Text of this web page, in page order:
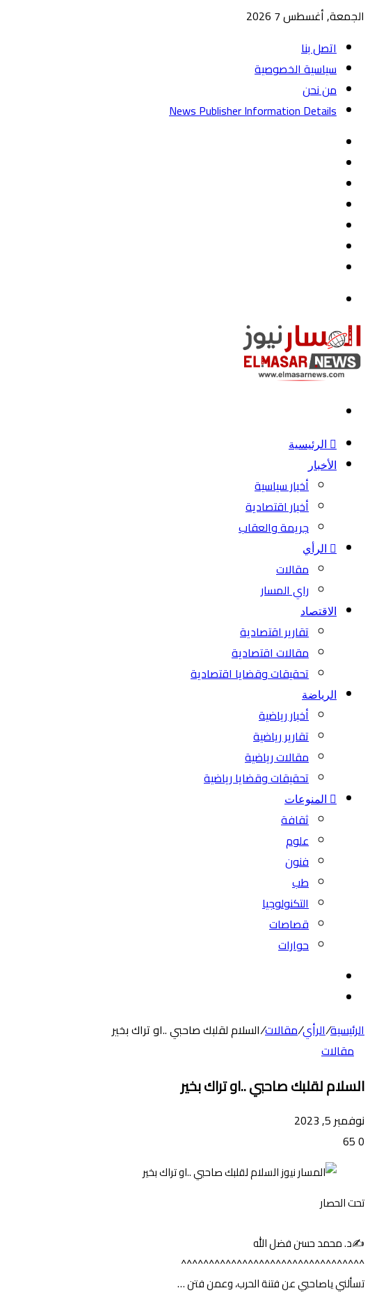
الجمعة, أغسطس 7 2026
اتصل بنا
سياسية الخصوصية
من نحن
News Publisher Information Details
الرئيسية
الأخبار
أخبار سياسية
أخبار اقتصادية
جريمة والعقاب
الرأي
مقالات
راي المسار
الاقتصاد
تقارير اقتصادية
مقالات اقتصادية
تحقيقات وقضايا اقتصادية
الرياضة
أخبار رياضية
تقارير رياضية
مقالات رياضية
تحقيقات وقضايا رياضية
المنوعات
ثقافة
علوم
فنون
طب
التكنولوجيا
قصاصات
حوارات
المظلم
الرئيسية/الرأي/مقالات/السلام لقلبك صاحبي ..او تراك بخير
مقالات
السلام لقلبك صاحبي ..او تراك بخير
نوفمبر 5, 2023
0
تحت الحصار
✍️د. محمد حسن فضل الله
^^^^^^^^^^^^^^^^^^^^^^^^^^^^^^^^^
تسألني ياصاحبي عن فتنة الحرب، وعمن فتن …